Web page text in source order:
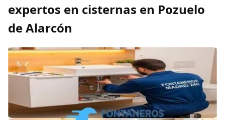
expertos en cisternas en Pozuelo
de Alarcón